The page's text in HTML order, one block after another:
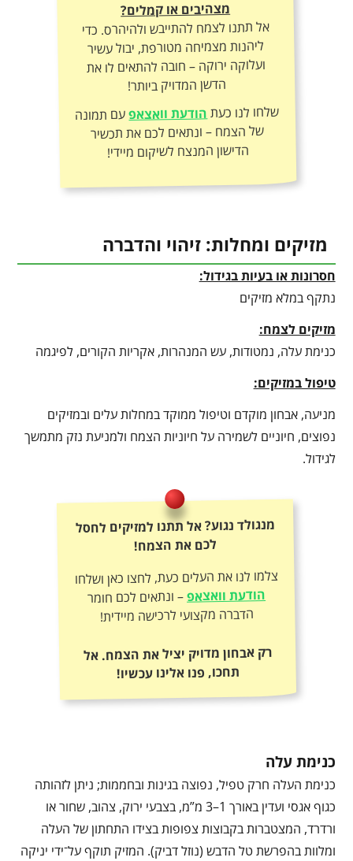
מצהיבים או קמלים?
אל תתנו לצמח להתייבש ולהיהרס. כדי
ליהנות מצמיחה מטורפת, יבול עשיר
ועלוקה ירוקה – חובה להתאים לו את
הדשן המדויק ביותר!
שלחו לנו כעתהודעת וואצאפעם תמונה
של הצמח – ונתאים לכם את תכשיר
הדישון המנצח לשיקום מיידי!
מזיקים ומחלות: זיהוי והדברה
חסרונות או בעיות בגידול:
נתקף במלא מזיקים
מזיקים לצמח:
כנימת עלה, נמטודות, עש המנהרות, אקריות הקורים, לפיגמה
טיפול במזיקים:
מניעה, אבחון מוקדם וטיפול ממוקד במחלות עלים ובמזיקים
נפוצים, חיוניים לשמירה על חיוניות הצמח ולמניעת נזק מתמשך
לגידול.
מנגולד נגוע? אל תתנו למזיקים לחסל
לכם את הצמח!
צלמו לנו את העלים כעת, לחצו כאן ושלחו
הודעת וואצאפ– ונתאים לכם חומר
הדברה מקצועי לרכישה מיידית!
רק אבחון מדויק יציל את הצמח. אל
תחכו, פנו אלינו עכשיו!
כנימת עלה
כנימת העלה חרק טפיל, נפוצה בגינות ובחממות; ניתן לזהותה
כגוף אגסי ועדין באורך 1–3 מ”מ, בצבעי ירוק, צהוב, שחור או
ורדרד, המצטברות בקבוצות צפופות בצידו התחתון של העלה
ומלוות בהפרשת טל הדבש (נוזל דביק). המזיק תוקף על־ידי יניקה